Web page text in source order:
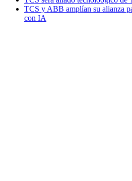
TCS y ABB amplían su alianza
con IA